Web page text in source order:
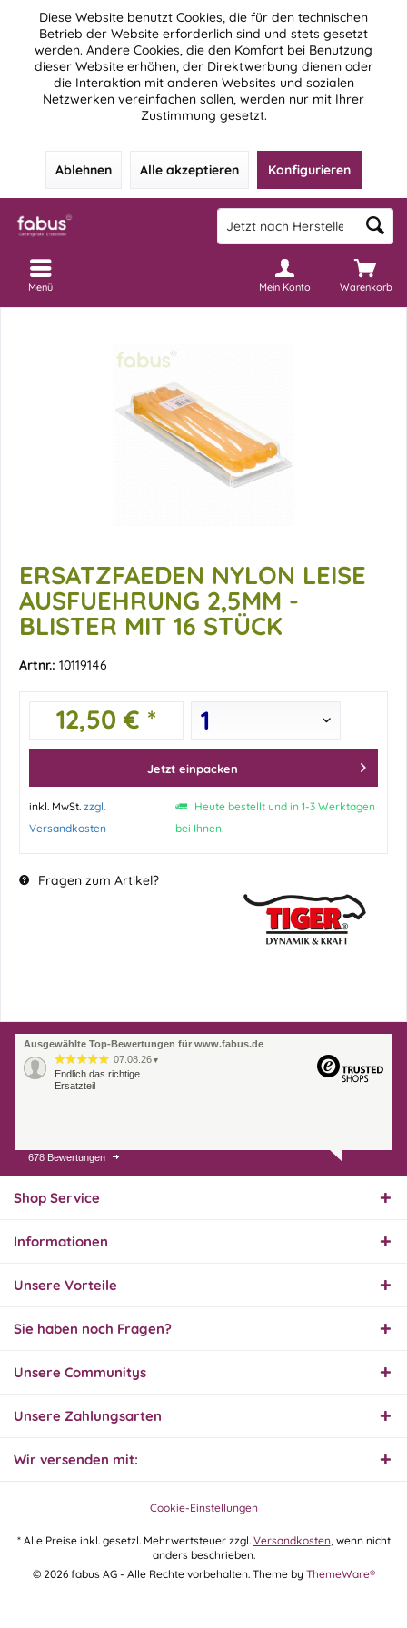
Diese Website benutzt Cookies, die für den technischen
Betrieb der Website erforderlich sind und stets gesetzt
werden. Andere Cookies, die den Komfort bei Benutzung
dieser Website erhöhen, der Direktwerbung dienen oder
die Interaktion mit anderen Websites und sozialen
Netzwerken vereinfachen sollen, werden nur mit Ihrer
Zustimmung gesetzt.
Ablehnen Alle akzeptieren Konfigurieren
Warenkorb
Mein Konto
Menü
ERSATZFAEDEN NYLON LEISE
AUSFUEHRUNG 2,5MM -
BLISTER MIT 16 STÜCK
Artnr.: 10119146
12,50 € *
Jetzt einpacken
inkl. MwSt. zzgl.
Versandkosten
Heute bestellt und in 1-3 Werktagen
bei Ihnen.
Fragen zum Artikel?
Ausgewählte Top-Bewertungen für www.fabus.de
07.08.26 ▼
Endlich das richtige
Ersatzteil
01.08.26
Innerhalb 2 Tagen Ware
Super schnelle Lieferung,
Produkt und Preis
30.07.26
29.07.26▼
678 Bewertungen
Shop Service
Informationen
Unsere Vorteile
Sie haben noch Fragen?
Unsere Communitys
Unsere Zahlungsarten
Wir versenden mit:
Cookie-Einstellungen
* Alle Preise inkl. gesetzl. Mehrwertsteuer zzgl. Versandkosten, wenn nicht
anders beschrieben.
© 2026 fabus AG - Alle Rechte vorbehalten. Theme by ThemeWare®